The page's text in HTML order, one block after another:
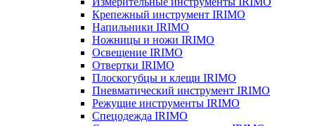
Крепежный инструмент IRIMO
Напильники IRIMO
Ножницы и ножи IRIMO
Освещение IRIMO
Отвертки IRIMO
Плоскогубцы и клещи IRIMO
Пневматический инструмент IRIMO
Режущие инструменты IRIMO
Спецодежда IRIMO